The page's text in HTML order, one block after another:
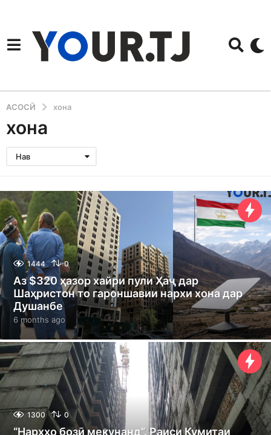
АСОСӢ хона
хона
Нав
1444 0
Аз $320 ҳазор хайри пули Ҳаҷ дар
Шаҳристон то гароншавии нархи хона дар
Душанбе
6 months ago6
m
o
n
t
h
s
g
1300 0
“Нархҳо бозӣ мекунанд”. Раиси Кумитаи